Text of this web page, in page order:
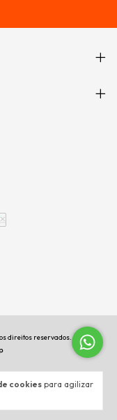
cookies para agilizar
direitos reservados.